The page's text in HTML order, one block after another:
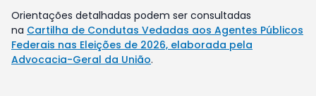
Orientações detalhadas podem ser consultadas
na Cartilha de Condutas Vedadas aos Agentes Públicos
Federais nas Eleições de 2026, elaborada pela
Advocacia-Geral da União.